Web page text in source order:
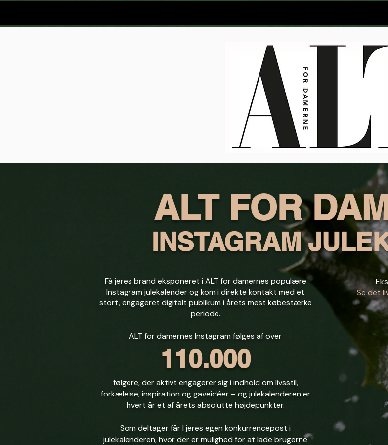
ALT FOR
INSTAGRAM
Få jeres brand eksponeret i ALT for damernes populære
Instagram julekalender og kom i direkte kontakt med et
stort, engageret digitalt publikum i årets mest købestærke
periode.
ALT for damernes Instagram følges af over
110.000
følgere, der aktivt engagerer sig i indhold om livsstil,
forkælelse, inspiration og gaveidéer – og julekalenderen er
hvert år et af årets absolutte højdepunkter.
Som deltager får I jeres egen konkurrencepost i
julekalenderen, hvor der er mulighed for at lade brugerne
Se det